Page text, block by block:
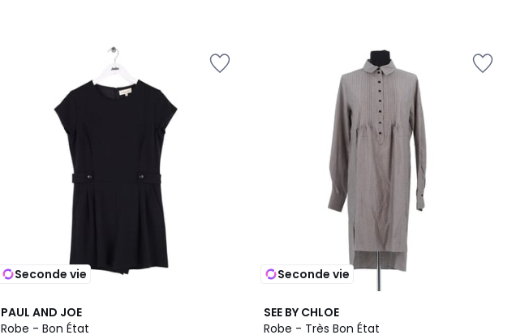
Seconde vie
PAUL AND JOE
Robe - Bon État
Seconde vie
SEE BY CHLOE
Robe - Très Bon État